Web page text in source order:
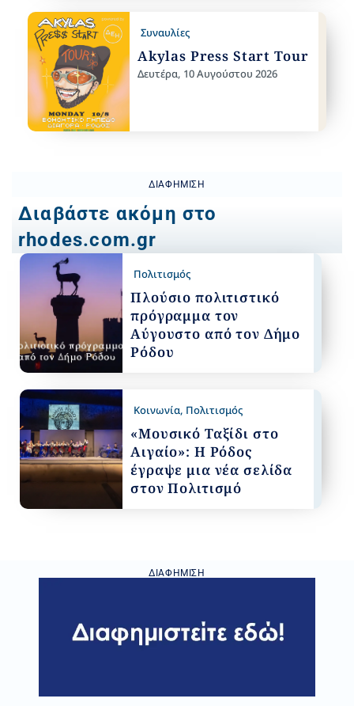
Συναυλίες
Akylas Press Start Tour
Δευτέρα, 10 Αυγούστου 2026
ΔΙΑΦΉΜΙΣΗ
Διαβάστε ακόμη στο
rhodes.com.gr
Πολιτισμός
Πλούσιο πολιτιστικό
πρόγραμμα τον
Αύγουστο από τον Δήμο
Ρόδου
Κοινωνία, Πολιτισμός
«Μουσικό Ταξίδι στο
Αιγαίο»: Η Ρόδος
έγραψε μια νέα σελίδα
στον Πολιτισμό
ΔΙΑΦΉΜΙΣΗ